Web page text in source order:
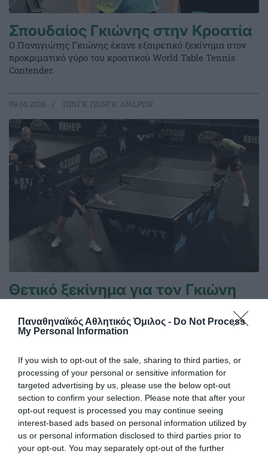
Παναθηναϊκός Αθλητικός Όμιλος - Do Not Process
My Personal Information
If you wish to opt-out of the sale, sharing to third parties, or
processing of your personal or sensitive information for
targeted advertising by us, please use the below opt-out
section to confirm your selection. Please note that after your
opt-out request is processed you may continue seeing
interest-based ads based on personal information utilized by
us or personal information disclosed to third parties prior to
your opt-out. You may separately opt-out of the further
Σπουδαίος Γκιώνης στην Κροατία
Ο Παναγιώτης Γκιώνης έκανε εξαιρετικό ξεκίνημα στον
προκριματικό γύρο του κροατικού World Table Tennis
Contender.
09.06.2026 ΠΙΝΓΚ ΠΟΝΓΚ ΑΝΔΡΩΝ
Θετικό ξεκίνημα για τον Γκιώνη
Ο Παναγιώτης Γκιώνης προκρίθηκε στον δεύτερο
προκριματικό γύρο του World Table Tennis Contender του
09.06.2026 ΠΙΝΓΚ ΠΟΝΓΚ ΑΝΔΡΩΝ